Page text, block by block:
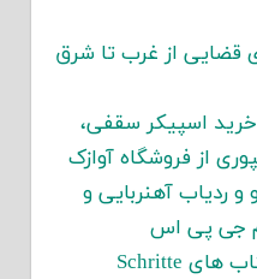
قضایی از غرب تا شرق
اسپیکر سقفی،
از فروشگاه آوازک
ردیاب آهنربایی و
جی پی اس
دانلود رایگان مجموعه کتاب های Schritte